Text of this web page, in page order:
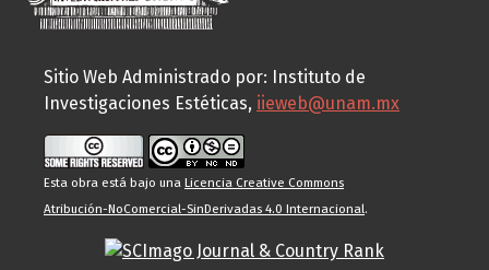
Sitio Web Administrado por: Instituto de
Investigaciones Estéticas, iieweb@unam.mx
Esta obra está bajo una Licencia Creative Commons
Atribución-NoComercial-SinDerivadas 4.0 Internacional.